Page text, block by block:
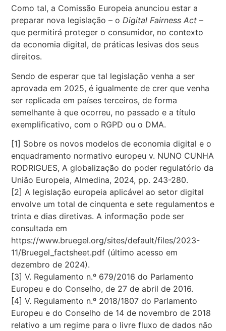
Como tal, a Comissão Europeia anunciou estar a
preparar nova legislação – oDigital Fairness Act –
que permitirá proteger o consumidor, no contexto
da economia digital, de práticas lesivas dos seus
direitos.
Sendo de esperar que tal legislação venha a ser
aprovada em 2025, é igualmente de crer que venha
ser replicada em países terceiros, de forma
semelhante à que ocorreu, no passado e a título
exemplificativo, com o RGPD ou o DMA.
[1] Sobre os novos modelos de economia digital e o
enquadramento normativo europeu v. NUNO CUNHA
RODRIGUES, A globalização do poder regulatório da
União Europeia, Almedina, 2024, pp. 243-280.
[2] A legislação europeia aplicável ao setor digital
envolve um total de cinquenta e sete regulamentos e
trinta e dias diretivas. A informação pode ser
consultada em
https://www.bruegel.org/sites/default/files/2023-
11/Bruegel_factsheet.pdf (último acesso em
dezembro de 2024).
[3] V. Regulamento n.º 679/2016 do Parlamento
Europeu e do Conselho, de 27 de abril de 2016.
[4] V. Regulamento n.º 2018/1807 do Parlamento
Europeu e do Conselho de 14 de novembro de 2018
relativo a um regime para o livre fluxo de dados não